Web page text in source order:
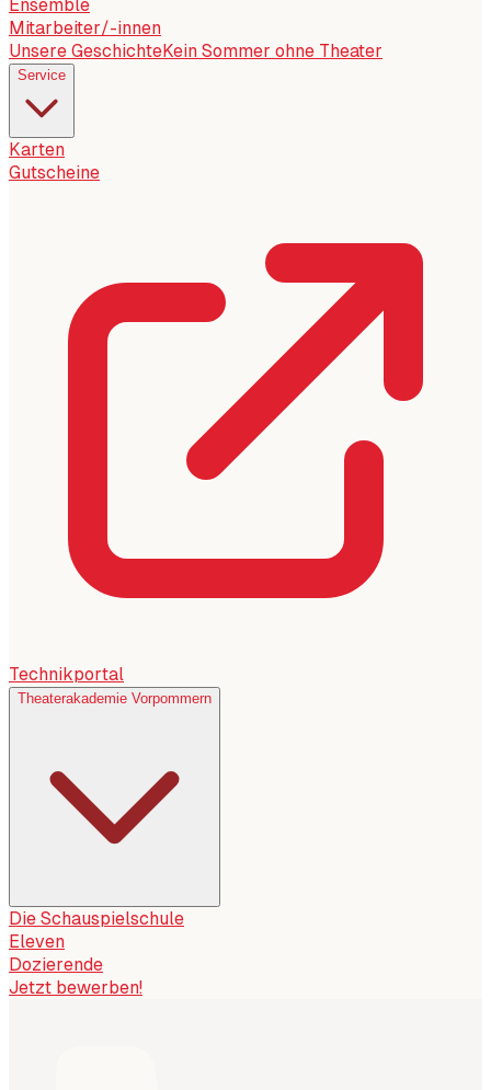
Ensemble
Mitarbeiter/-innen
Unsere GeschichteKein Sommer ohne Theater
Service
Karten
Gutscheine
Technikportal
Theaterakademie Vorpommern
Die Schauspielschule
Eleven
Dozierende
Jetzt bewerben!